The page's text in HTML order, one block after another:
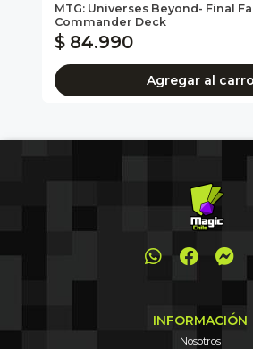
MTG: Universes Beyond- Final
Commander Deck
$ 84.990
Agregar al carro
INFORMACIÓN
Nosotros